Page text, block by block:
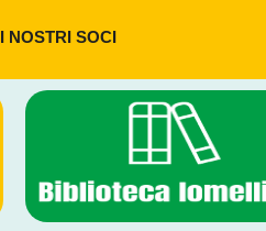
I NOSTRI SOCI